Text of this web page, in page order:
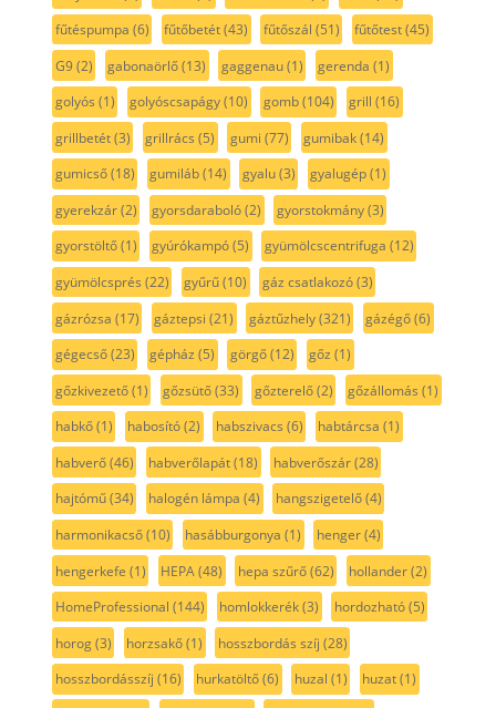
fűtéspumpa (6) fűtőbetét(43) fűtőszál (51) fűtőtest(45)
G9(2) gabonaörlő(13) gaggenau(1) gerenda (1)
golyós (1) golyóscsapágy(10) gomb(104) grill (16)
grillbetét(3) grillrács (5) gumi (77) gumibak(14)
gumicső(18) gumiláb(14) gyalu(3) gyalugép(1)
gyerekzár(2) gyorsdaraboló(2) gyorstokmány(3)
gyorstöltő(1) gyúrókampó(5) gyümölcscentrifuga (12)
gyümölcsprés (22) gyűrű(10) gáz csatlakozó(3)
gázrózsa (17) gáztepsi (21) gáztűzhely(321) gázégő(6)
gégecső(23) gépház (5) görgő(12) gőz (1)
gőzkivezető(1) gőzsütő(33) gőzterelő(2) gőzállomás (1)
habkő(1) habosító(2) habszivacs (6) habtárcsa (1)
habverő(46) habverőlapát(18) habverőszár(28)
hajtómű(34) halogén lámpa (4) hangszigetelő(4)
harmonikacső(10) hasábburgonya (1) henger(4)
hengerkefe (1) HEPA(48) hepa szűrő(62) hollander(2)
HomeProfessional (144) homlokkerék(3) hordozható(5)
horog(3) horzsakő(1) hosszbordás szíj (28)
hosszbordásszíj (16) hurkatöltő(6) huzal (1) huzat(1)